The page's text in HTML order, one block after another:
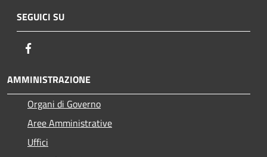
SEGUICI SU
AMMINISTRAZIONE
Organi di Governo
Aree Amministrative
Uffici